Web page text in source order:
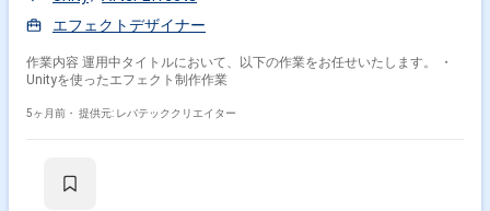
エフェクトデザイナー
作業内容 運用中タイトルにおいて、以下の作業をお任せいたします。 ・
Unityを使ったエフェクト制作作業
5ヶ月前・ 提供元: レバテッククリエイター